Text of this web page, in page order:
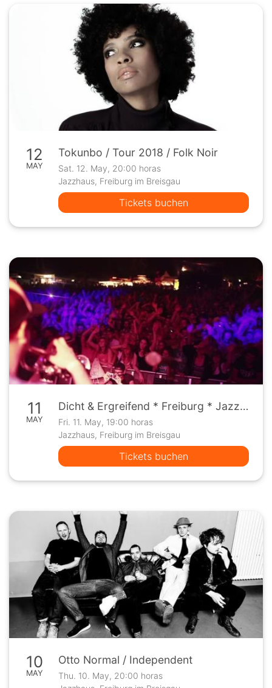
12
MAY
Tokunbo / Tour 2018 / Folk Noir
Sat. 12. May, 20:00 horas
Jazzhaus, Freiburg im Breisgau
Tickets buchen
11
MAY
Dicht & Ergreifend * Freiburg * Jazzhaus
Fri. 11. May, 19:00 horas
Jazzhaus, Freiburg im Breisgau
Tickets buchen
10
MAY
Otto Normal / Independent
Thu. 10. May, 20:00 horas